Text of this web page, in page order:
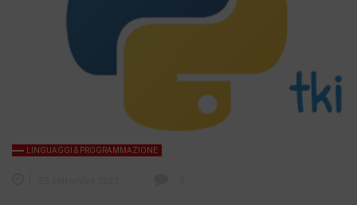
LINGUAGGI & PROGRAMMAZIONE